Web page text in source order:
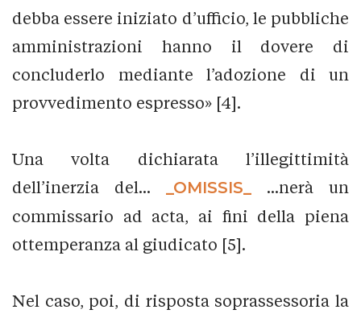
debba essere iniziato d’ufficio, le pubbliche
amministrazioni hanno il dovere di
concluderlo mediante l’adozione di un
provvedimento espresso» [4].
Una volta dichiarata l’illegittimità
dell’inerzia del...
_OMISSIS_
...nerà un
commissario ad acta, ai fini della piena
ottemperanza al giudicato [5].
Nel caso, poi, di risposta soprassessoria la